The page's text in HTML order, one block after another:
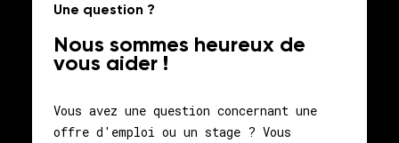
Une question ?
Nous sommes heureux de
vous aider !
Vous avez une question concernant une
offre d'emploi ou un stage ? Vous